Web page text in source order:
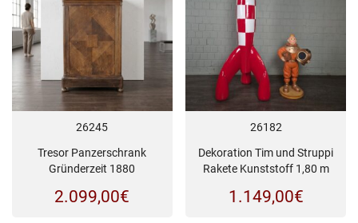
26245
Tresor Panzerschrank
Gründerzeit 1880
2.099,00€
26182
Dekoration Tim und Struppi
Rakete Kunststoff 1,80 m
1.149,00€